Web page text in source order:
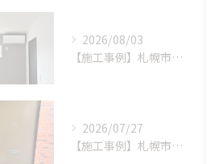
2026/08/03
【施工事例】札幌市手稲区 N様邸 室外機設置場所に配慮したエアコン新設工事！
2026/07/27
【施工事例】札幌市西区 K様邸 マンション玄関ドア交換工事：LIXIL リシェント(持ち出し工法)で、断熱性と防犯性を一気にアップ！